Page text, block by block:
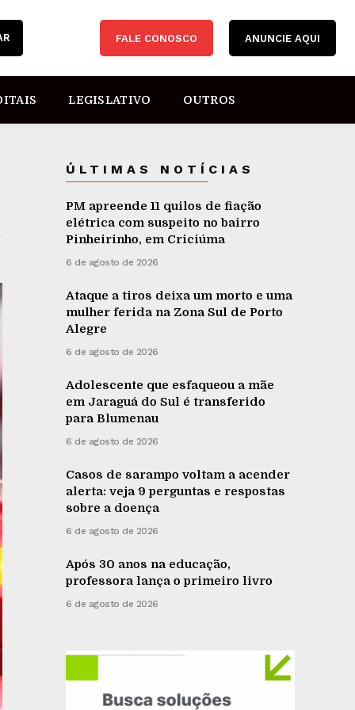
FALE CONOSCO ANUNCIE AQUI
LEGISLATIVO OUTROS
ÚLTIMAS NOTÍCIAS
PM apreende 11 quilos de fiação
elétrica com suspeito no bairro
Pinheirinho, em Criciúma
6 de agosto de 2026
Ataque a tiros deixa um morto e uma
mulher ferida na Zona Sul de Porto
Alegre
6 de agosto de 2026
Adolescente que esfaqueou a mãe
em Jaraguá do Sul é transferido
para Blumenau
6 de agosto de 2026
Casos de sarampo voltam a acender
alerta: veja 9 perguntas e respostas
sobre a doença
6 de agosto de 2026
Após 30 anos na educação,
professora lança o primeiro livro
6 de agosto de 2026